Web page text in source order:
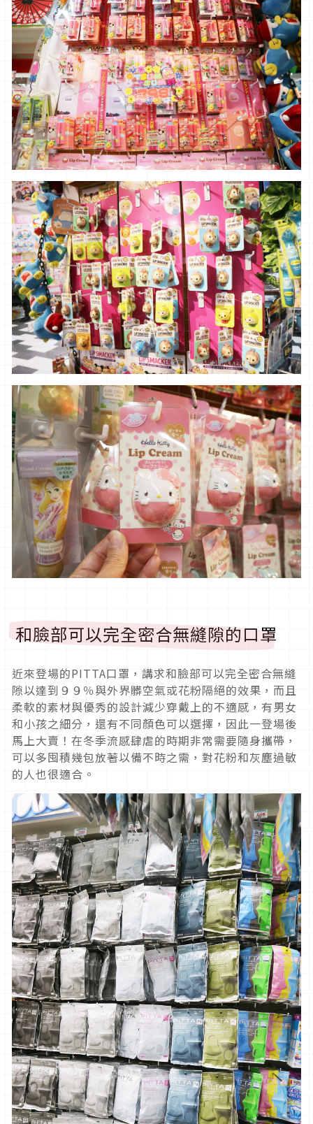
​和臉部可以完全密合無縫隙的口罩​
近來登場的PITTA口罩，講求和臉部可以完全密合無縫
隙以達到９９％與外界髒空氣或花粉隔絕的效果，而且
柔軟的素材與優秀的設計減少穿戴上的不適感，有男女
和小孩之細分，還有不同顏色可以選擇，因此一登場後
馬上大賣！在冬季流感肆虐的時期非常需要隨身攜帶，
可以多囤積幾包放著以備不時之需，對花粉和灰塵過敏
的人也很適合。